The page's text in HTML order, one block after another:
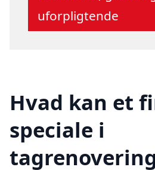
uforpligtende
Hvad kan et
speciale i